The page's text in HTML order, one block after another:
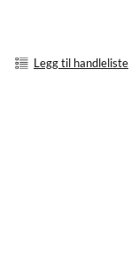
Legg til handleliste